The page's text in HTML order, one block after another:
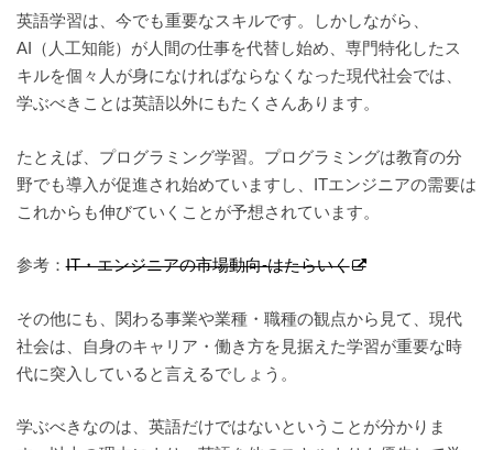
英語学習は、今でも重要なスキルです。しかしながら、
AI（人工知能）が人間の仕事を代替し始め、専門特化したス
キルを個々人が身になければならなくなった現代社会では、
学ぶべきことは英語以外にもたくさんあります。
たとえば、プログラミング学習。プログラミングは教育の分
野でも導入が促進され始めていますし、ITエンジニアの需要は
これからも伸びていくことが予想されています。
参考：IT・エンジニアの市場動向-はたらいく
その他にも、関わる事業や業種・職種の観点から見て、現代
社会は、自身のキャリア・働き方を見据えた学習が重要な時
代に突入していると言えるでしょう。
学ぶべきなのは、英語だけではないということが分かりま